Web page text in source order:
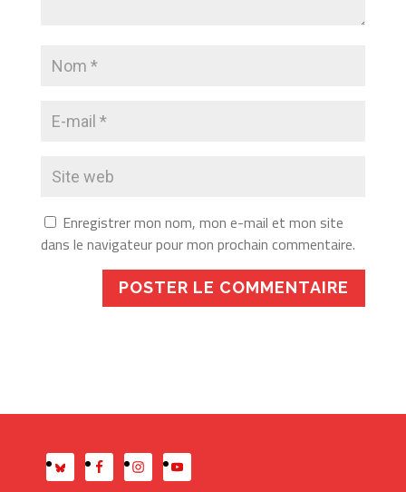
Enregistrer mon nom, mon e-mail et mon site
dans le navigateur pour mon prochain commentaire.